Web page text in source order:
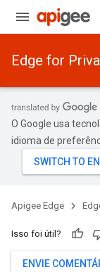
Edge for
O Google usa
idioma de
Apigee Edge
Isso foi útil?
ENVIE